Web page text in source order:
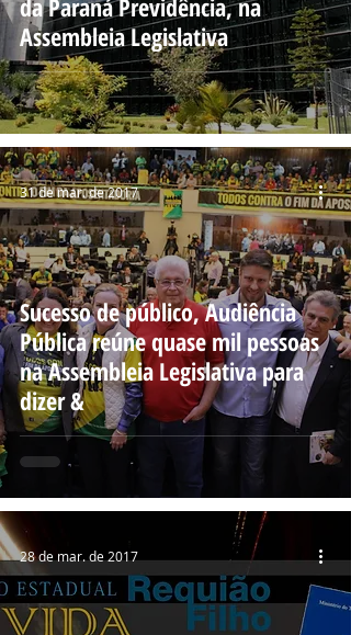
da Paraná Previdência, na
Assembleia Legislativa
Sucesso de público, Audiência
Pública reúne quase mil pessoas
na Assembleia Legislativa para
dizer &
31 de mar. de 2017
28 de mar. de 2017